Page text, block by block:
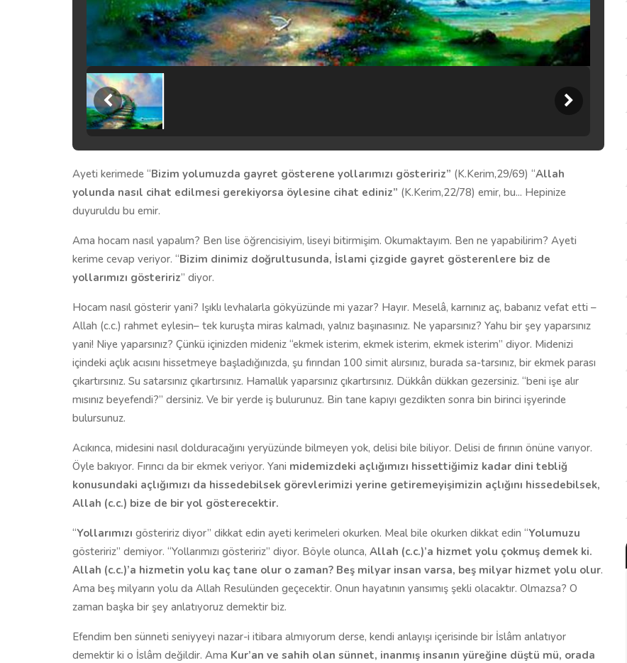
Ayeti kerimede “Bizim yolumuzda gayret gösterene yollarımızı gösteririz” (K.Kerim,29/69) “Allah
yolunda nasıl cihat edilmesi gerekiyorsa öylesine cihat ediniz” (K.Kerim,22/78) emir, bu... Hepinize
duyuruldu bu emir.
Ama hocam nasıl yapalım? Ben lise öğrencisiyim, liseyi bitirmişim. Okumaktayım. Ben ne yapabilirim? Ayeti
kerime cevap veriyor. “Bizim dinimiz doğrultusunda, İslami çizgide gayret gösterenlere biz de
yollarımızı gösteririz” diyor.
Hocam nasıl gösterir yani? Işıklı levhalarla gökyüzünde mi yazar? Hayır. Meselâ, karnınız aç, babanız vefat etti –
Allah (c.c.) rahmet eylesin– tek kuruşta miras kalmadı, yalnız başınasınız. Ne yaparsınız? Yahu bir şey yaparsınız
yani! Niye yaparsınız? Çünkü içinizden mideniz “ekmek isterim, ekmek isterim, ekmek isterim” diyor. Midenizi
içindeki açlık acısını hissetmeye başladığınızda, şu fırından 100 simit alırsınız, burada sa-tarsınız, bir ekmek parası
çıkartırsınız. Su satarsınız çıkartırsınız. Hamallık yaparsınız çıkartırsınız. Dükkân dükkan gezersiniz. “beni işe alır
mısınız beyefendi?” dersiniz. Ve bir yerde iş bulurunuz. Bin tane kapıyı gezdikten sonra bin birinci işyerinde
bulursunuz.
Acıkınca, midesini nasıl dolduracağını yeryüzünde bilmeyen yok, delisi bile biliyor. Delisi de fırının önüne varıyor.
Öyle bakıyor. Fırıncı da bir ekmek veriyor. Yani midemizdeki açlığımızı hissettiğimiz kadar dini tebliğ
konusundaki açlığımızı da hissedebilsek görevlerimizi yerine getiremeyişimizin açlığını hissedebilsek,
Allah (c.c.) bize de bir yol gösterecektir.
“Yollarımızı gösteririz diyor” dikkat edin ayeti kerimeleri okurken. Meal bile okurken dikkat edin “Yolumuzu
gösteririz” demiyor. “Yollarımızı gösteririz” diyor. Böyle olunca, Allah (c.c.)’a hizmet yolu çokmuş demek ki.
Allah (c.c.)’a hizmetin yolu kaç tane olur o zaman? Beş milyar insan varsa, beş milyar hizmet yolu olur.
Ama beş milyarın yolu da Allah Resulünden geçecektir. Onun hayatının yansımış şekli olacaktır. Olmazsa? O
zaman başka bir şey anlatıyoruz demektir biz.
Efendim ben sünneti seniyyeyi nazar-i itibara almıyorum derse, kendi anlayışı içerisinde bir İslâm anlatıyor
demektir ki o İslâm değildir. Ama Kur’an ve sahih olan sünnet, inanmış insanın yüreğine düştü mü, orada